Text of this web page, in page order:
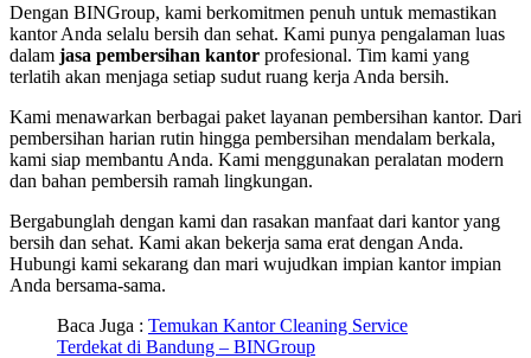
Dengan BINGroup, kami berkomitmen penuh untuk memastikan
kantor Anda selalu bersih dan sehat. Kami punya pengalaman luas
dalam jasa pembersihan kantor profesional. Tim kami yang
terlatih akan menjaga setiap sudut ruang kerja Anda bersih.
Kami menawarkan berbagai paket layanan pembersihan kantor. Dari
pembersihan harian rutin hingga pembersihan mendalam berkala,
kami siap membantu Anda. Kami menggunakan peralatan modern
dan bahan pembersih ramah lingkungan.
Bergabunglah dengan kami dan rasakan manfaat dari kantor yang
bersih dan sehat. Kami akan bekerja sama erat dengan Anda.
Hubungi kami sekarang dan mari wujudkan impian kantor impian
Anda bersama-sama.
Baca Juga : Temukan Kantor Cleaning Service
Terdekat di Bandung – BINGroup